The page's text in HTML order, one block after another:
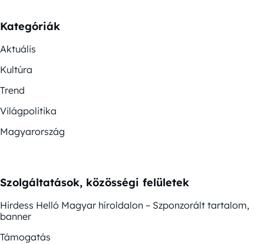
Kategóriák
Aktuális
Kultúra
Trend
Világpolitika
Magyarország
Szolgáltatások, közösségi felületek
Hirdess Helló Magyar híroldalon – Szponzorált tartalom,
banner
Támogatás